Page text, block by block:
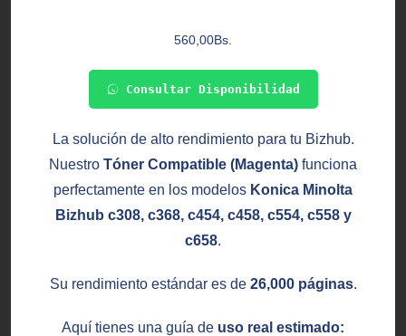
560,00Bs.
Consultar Disponibilidad
La solución de alto rendimiento para tu Bizhub.
Nuestro Tóner Compatible (Magenta) funciona
perfectamente en los modelos Konica Minolta
Bizhub c308, c368, c454, c458, c554, c558 y
c658.
Su rendimiento estándar es de 26,000 páginas.
Aquí tienes una guía de uso real estimado: